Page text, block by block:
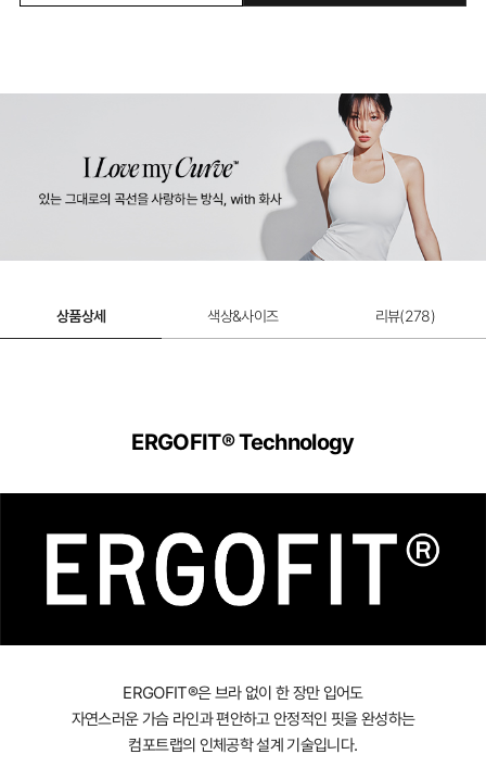
상품상세 색상&사이즈 리뷰(278)
ERGOFIT® Technology
ERGOFIT®은 브라 없이 한 장만 입어도
자연스러운 가슴 라인과 편안하고 안정적인 핏을 완성하는
컴포트랩의 인체공학 설계 기술입니다.